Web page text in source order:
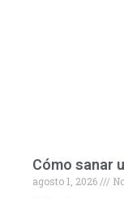
Cómo sanar
agosto 1, 2026